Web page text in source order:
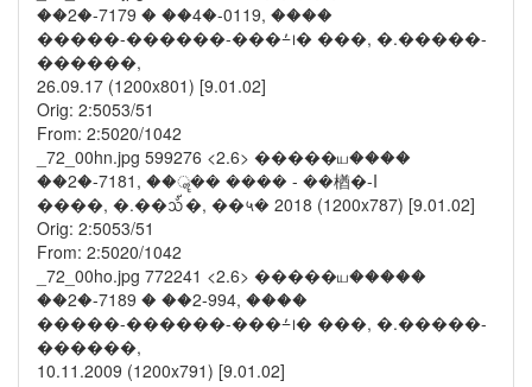
��2�-7179 � ��4�-0119, ����
�����-������-���⨩᪨� ���, �.�����-
������,
26.09.17 (1200x801) [9.01.02]
Orig: 2:5053/51
From: 2:5020/1042
_72_00hn.jpg 599276 <2.6> �����ய����
��2�-7181, ��ॣ�� ���� - ��楢�-I
����, �.��᪢�, ��५� 2018 (1200x787) [9.01.02]
Orig: 2:5053/51
From: 2:5020/1042
_72_00ho.jpg 772241 <2.6> �����ய�����
��2�-7189 � ��2-994, ����
�����-������-���⨩᪨� ���, �.�����-
������,
10.11.2009 (1200x791) [9.01.02]